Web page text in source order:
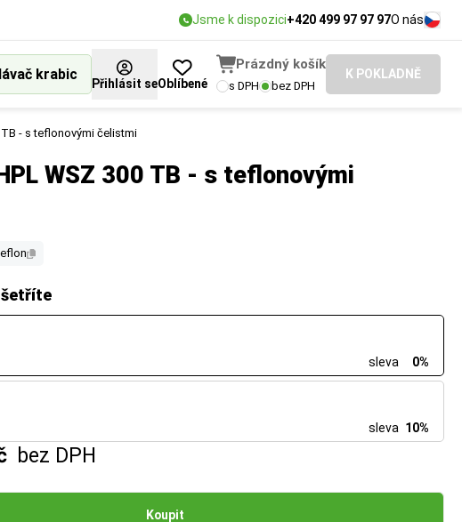
Jsme k dispozici+420 499 97 97 97O nás
krabic
Přihlásit seOblíbené
Prázdný košík
s DPH bez DPH
K POKLADNĚ
- s teflonovými čelistmi
WSZ 300 TB - s teflonovými
sleva
0%
sleva 10%
bez DPH
Koupit